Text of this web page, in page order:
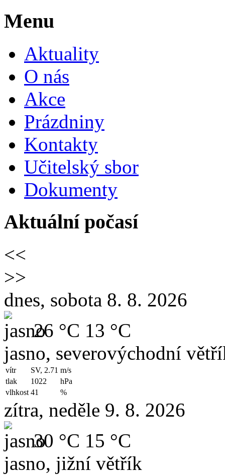
Menu
Aktuality
O nás
Akce
Prázdniny
Kontakty
Učitelský sbor
Dokumenty
Aktuální počasí
<<
>>
dnes, sobota 8. 8. 2026
26 °C 13 °C
jasno, severovýchodní
vítr SV, 2.71 m/s
tlak
1022
hPa
vlhkost 41 %
zítra, neděle 9. 8. 2026
30 °C 15 °C
jasno, jižní větřík